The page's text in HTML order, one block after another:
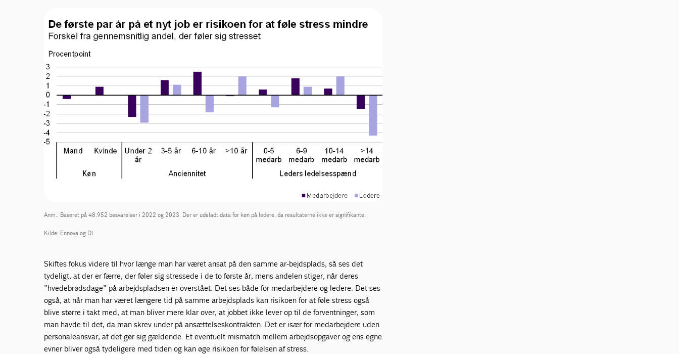
Anm.: Baseret på 48.952 besvarelser i 2022 og 2023. Der er udeladt data for køn på ledere, da resultaterne ikke er signifikante.
Kilde: Ennova og DI
Skiftes fokus videre til hvor længe man har været ansat på den samme ar-bejdsplads, så ses det
tydeligt, at der er færre, der føler sig stressede i de to første år, mens andelen stiger, når deres
”hvedebrødsdage” på arbejdspladsen er overstået. Det ses både for medarbejdere og ledere. Det ses
også, at når man har været længere tid på samme arbejdsplads kan risikoen for at føle stress også
blive større i takt med, at man bliver mere klar over, at jobbet ikke lever op til de forventninger, som
man havde til det, da man skrev under på ansættelseskontrakten. Det er især for medarbejdere uden
personaleansvar, at det gør sig gældende. Et eventuelt mismatch mellem arbejdsopgaver og ens egne
evner bliver også tydeligere med tiden og kan øge risikoen for følelsen af stress.